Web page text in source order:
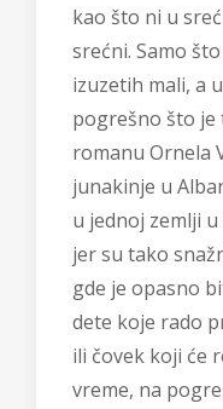
kao što ni u
srećni. Samo
izuzetih mali, a
pogrešno što je
romanu Ornela
junakinje u
u jednoj zemlji
jer su tako
gde je opasno
dete koje rado
ili čovek koji će
vreme, na